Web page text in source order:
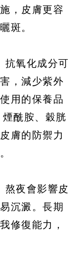
，皮膚更容
斑。
抗氧化成分可
，減少紫外
用的保養品
酰胺、穀胱
膚的防禦力
熬夜會影響皮
沉澱。長期
修復能力，